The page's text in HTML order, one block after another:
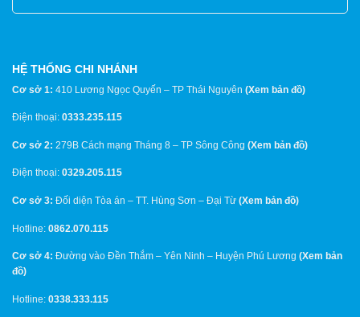
HỆ THỐNG CHI NHÁNH
Cơ sở 1: 410 Lương Ngọc Quyến – TP Thái Nguyên (Xem bản đồ)
Điện thoại: 0333.235.115
Cơ sở 2: 279B Cách mạng Tháng 8 – TP Sông Công (Xem bản đồ)
Điện thoại: 0329.205.115
Cơ sở 3: Đối diện Tòa án – TT. Hùng Sơn – Đại Từ (Xem bản đồ)
Hotline: 0862.070.115
Cơ sở 4: Đường vào Đền Thắm – Yên Ninh – Huyện Phú Lương (Xem bản
đồ)
Hotline: 0338.333.115